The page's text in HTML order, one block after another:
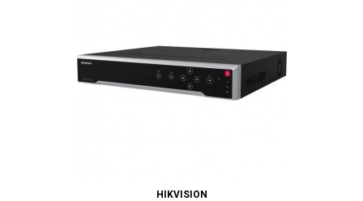
HIKVISION